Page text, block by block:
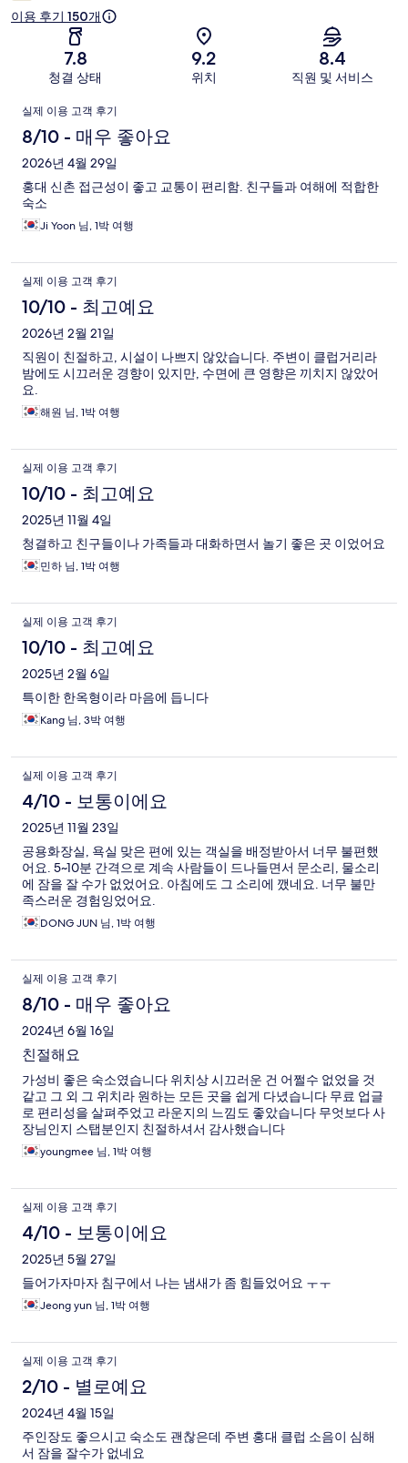
후
이용 후기 150개
7.8
청결 상태
9.2
위치
8.4
직원 및 서비스
이
용
후
기
실제 이용 고객 후기
8/10 - 매우 좋아요
2026년 4월 29일
홍대 신촌 접근성이 좋고 교통이 편리함. 친구들과 여해에 적합한
숙소
Ji Yoon 님, 1박 여행
실제 이용 고객 후기
10/10 - 최고예요
2026년 2월 21일
직원이 친절하고, 시설이 나쁘지 않았습니다. 주변이 클럽거리라
밤에도 시끄러운 경향이 있지만, 수면에 큰 영향은 끼치지 않았어
요.
해원 님, 1박 여행
실제 이용 고객 후기
10/10 - 최고예요
2025년 11월 4일
청결하고 친구들이나 가족들과 대화하면서 놀기 좋은 곳 이었어요
민하 님, 1박 여행
실제 이용 고객 후기
10/10 - 최고예요
2025년 2월 6일
특이한 한옥형이라 마음에 듭니다
Kang 님, 3박 여행
실제 이용 고객 후기
4/10 - 보통이에요
2025년 11월 23일
공용화장실, 욕실 맞은 편에 있는 객실을 배정받아서 너무 불편했
어요. 5~10분 간격으로 계속 사람들이 드나들면서 문소리, 물소리
에 잠을 잘 수가 없었어요. 아침에도 그 소리에 깼네요. 너무 불만
족스러운 경험잉었어요.
DONG JUN 님, 1박 여행
실제 이용 고객 후기
8/10 - 매우 좋아요
2024년 6월 16일
친절해요
가성비 좋은 숙소였습니다 위치상 시끄러운 건 어쩔수 없었을 것
같고 그 외 그 위치라 원하는 모든 곳을 쉽게 다녔습니다 무료 업글
로 편리성을 살펴주었고 라운지의 느낌도 좋았습니다 무엇보다 사
장님인지 스탭분인지 친절하셔서 감사했습니다
youngmee 님, 1박 여행
실제 이용 고객 후기
4/10 - 보통이에요
2025년 5월 27일
들어가자마자 침구에서 나는 냄새가 좀 힘들었어요 ㅜㅜ
Jeong yun 님, 1박 여행
실제 이용 고객 후기
2/10 - 별로예요
2024년 4월 15일
주인장도 좋으시고 숙소도 괜찮은데 주변 홍대 클럽 소음이 심해
서 잠을 잘수가 없네요